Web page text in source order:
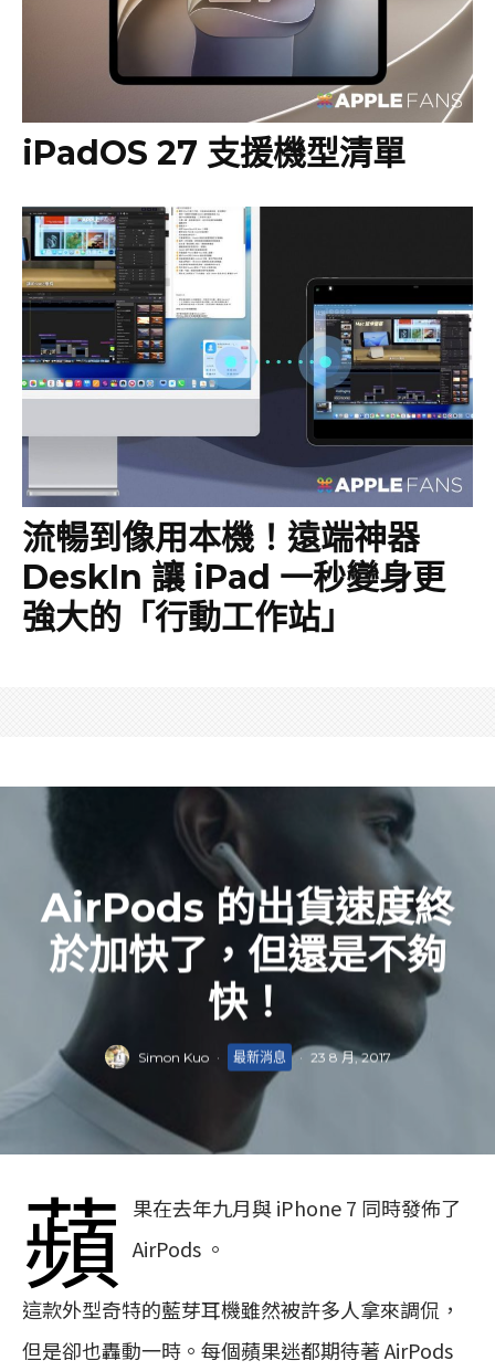
iPadOS 27 支援機型清單
流暢到像用本機！遠端神器
DeskIn 讓 iPad 一秒變身更
強大的「行動工作站」
AirPods 的出貨速度終
於加快了，但還是不夠
快！
Simon Kuo · 最新消息 · 23 8 月, 2017
蘋
果在去年九月與 iPhone 7 同時發佈了
AirPods 。
這款外型奇特的藍芽耳機雖然被許多人拿來調侃，
但是卻也轟動一時。每個蘋果迷都期待著 AirPods